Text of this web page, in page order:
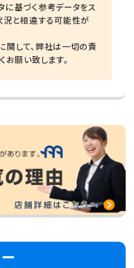
に基づく参考データをス
況と相違する可能性が
関して、弊社は一切の責
お願い致します。